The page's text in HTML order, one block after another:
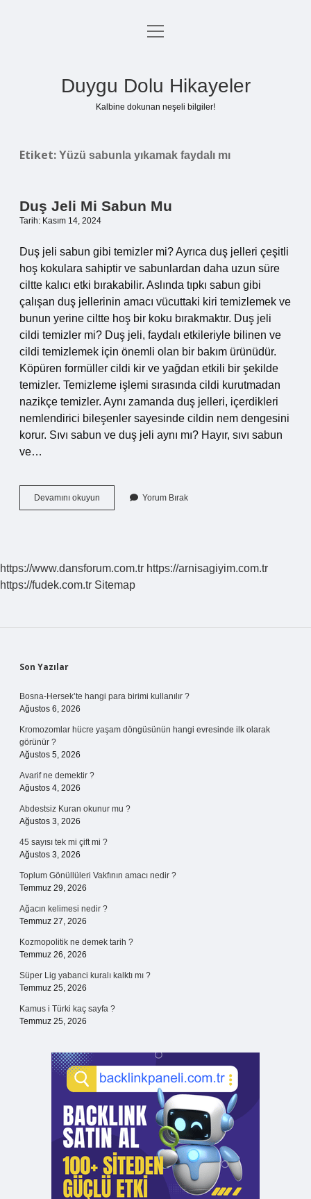
Anasayfa
menüyü
Duygu Dolu Hikayeler
Kalbine dokunan neşeli bilgiler!
Etiket: Yüzü sabunla yıkamak faydalı mı
Duş Jeli Mi Sabun Mu
Tarih: Kasım 14, 2024
Duş jeli sabun gibi temizler mi? Ayrıca duş jelleri çeşitli
hoş kokulara sahiptir ve sabunlardan daha uzun süre
ciltte kalıcı etki bırakabilir. Aslında tıpkı sabun gibi
çalışan duş jellerinin amacı vücuttaki kiri temizlemek ve
bunun yerine ciltte hoş bir koku bırakmaktır. Duş jeli
cildi temizler mi? Duş jeli, faydalı etkileriyle bilinen ve
cildi temizlemek için önemli olan bir bakım ürünüdür.
Köpüren formüller cildi kir ve yağdan etkili bir şekilde
temizler. Temizleme işlemi sırasında cildi kurutmadan
nazikçe temizler. Aynı zamanda duş jelleri, içerdikleri
nemlendirici bileşenler sayesinde cildin nem dengesini
korur. Sıvı sabun ve duş jeli aynı mı? Hayır, sıvı sabun
ve…
Devamını okuyun
Jeli
Yorum Bırak
https://www.dansforum.com.tr https://arnisagiyim.com.tr
https://fudek.com.tr Sitemap
Sidebar
Son Yazılar
Bosna-Hersek’te hangi para birimi kullanılır ?
Ağustos 6, 2026
Kromozomlar hücre yaşam döngüsünün hangi evresinde ilk olarak
görünür ?
Ağustos 5, 2026
Avarif ne demektir ?
Ağustos 4, 2026
Abdestsiz Kuran okunur mu ?
Ağustos 3, 2026
45 sayısı tek mi çift mi ?
Ağustos 3, 2026
Toplum Gönüllüleri Vakfının amacı nedir ?
Temmuz 29, 2026
Ağacın kelimesi nedir ?
Temmuz 27, 2026
Kozmopolitik ne demek tarih ?
Temmuz 26, 2026
Süper Lig yabanci kuralı kalktı mı ?
Temmuz 25, 2026
Kamus i Türki kaç sayfa ?
Temmuz 25, 2026